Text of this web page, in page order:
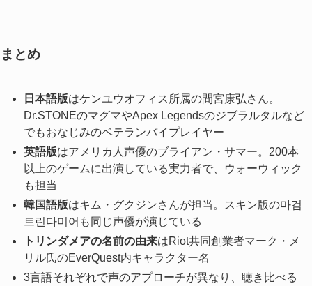
まとめ
日本語版はケンユウオフィス所属の間宮康弘さん。
Dr.STONEのマグマやApex Legendsのジブラルタルなど
でもおなじみのベテランバイプレイヤー
英語版はアメリカ人声優のブライアン・サマー。200本
以上のゲームに出演している実力者で、ウォーウィック
も担当
韓国語版はキム・グクジンさんが担当。スキン版の마검
트린다미어も同じ声優が演じている
トリンダメアの名前の由来はRiot共同創業者マーク・メ
リル氏のEverQuest内キャラクター名
3言語それぞれで声のアプローチが異なり、聴き比べる